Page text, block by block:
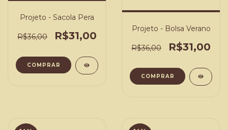
Projeto - Sacola Pera
R$36,00 R$31,00
COMPRAR
Projeto - Bolsa Verano
R$36,00 R$31,00
COMPRAR